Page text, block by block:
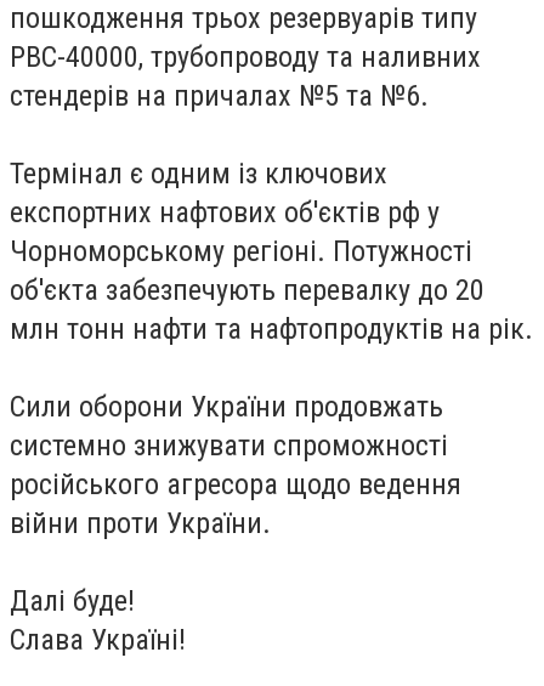
пошкодження трьох резервуарів типу
РВС-40000, трубопроводу та наливних
стендерів на причалах №5 та №6.
Термінал є одним із ключових
експортних нафтових об'єктів рф у
Чорноморському регіоні. Потужності
об'єкта забезпечують перевалку до 20
млн тонн нафти та нафтопродуктів на рік.
Сили оборони України продовжать
системно знижувати спроможності
російського агресора щодо ведення
війни проти України.
Далі буде!
Слава Україні!